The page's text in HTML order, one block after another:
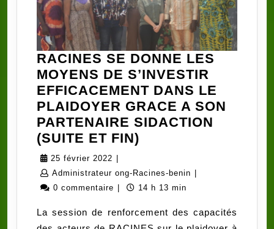
RACINES SE DONNE LES
MOYENS DE S’INVESTIR
EFFICACEMENT DANS LE
PLAIDOYER GRACE A SON
PARTENAIRE SIDACTION
(SUITE ET FIN)
DONNE
LES
DE
25 février 2022 25
février
2022
Administrateur ong-Racines-benin Administrateur
benin
0 commentaire
14 h 13 min
La session de renforcement des capacités